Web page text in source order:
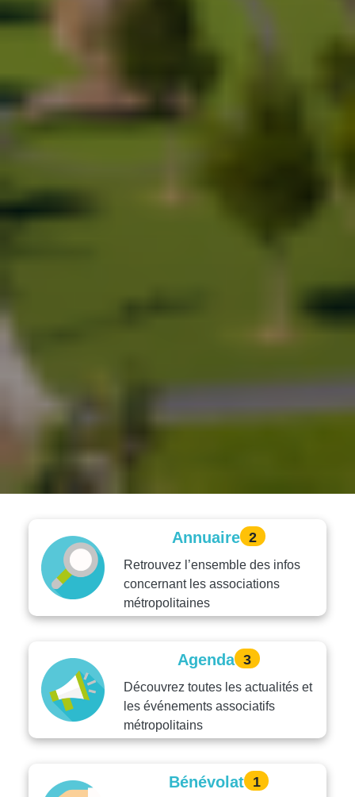
Annuaire 2
Retrouvez l’ensemble des infos
concernant les associations
métropolitaines
Agenda 3
Découvrez toutes les actualités et
les événements associatifs
métropolitains
Bénévolat 1